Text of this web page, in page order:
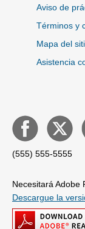
Aviso de
Términos y
Mapa del
Asistencia
(555) 555-5555
Necesitará Adobe
Descargue la